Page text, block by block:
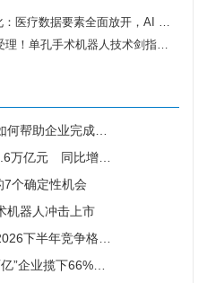
素全面放开，AI 临床商业化迎来兑现窗口
单孔手术机器人技术剑指百亿市场
实力到资本价值的有效转化
元 同比增长8.8%
7个确定性机会
机器人冲击上市
竞争格局与趋势预判
业揽下66%营收